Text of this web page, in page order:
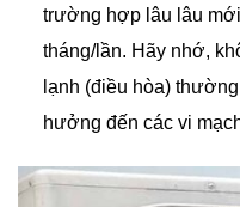
trường hợp lâu lâu
tháng/lần. Hãy nhớ,
lạnh (điều hòa)
hưởng đến các vi